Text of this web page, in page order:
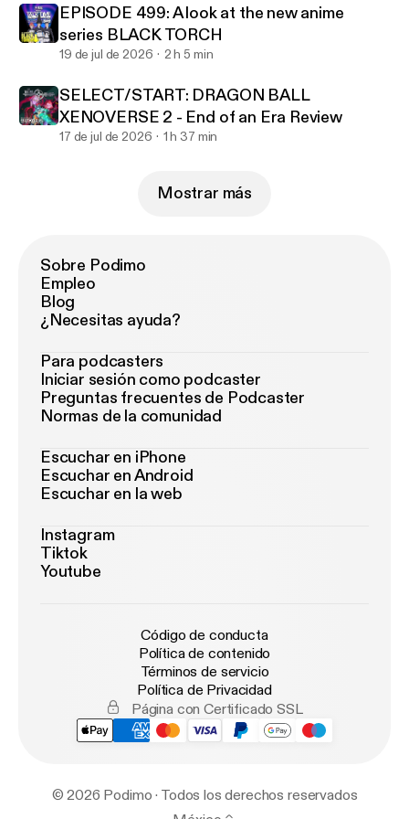
EPISODE 499: A look at the new anime
series BLACK TORCH
19 de jul de 2026 2 h 5 min
SELECT/START: DRAGON BALL
XENOVERSE 2 - End of an Era Review
17 de jul de 2026 1 h 37 min
Mostrar más
Sobre Podimo
Empleo
Blog
¿Necesitas ayuda?
Para podcasters
Iniciar sesión como podcaster
Preguntas frecuentes de Podcaster
Normas de la comunidad
Escuchar en iPhone
Escuchar en Android
Escuchar en la web
Instagram
Tiktok
Youtube
Código de conducta
Política de contenido
Términos de servicio
Política de Privacidad
Página con Certificado SSL
© 2026 Podimo · Todos los derechos reservados